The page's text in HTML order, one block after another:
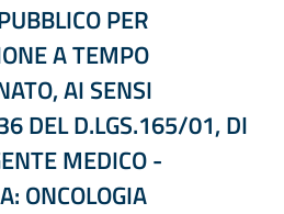
PER
A TEMPO
AI SENSI
DEL D.LGS.165/01, DI
MEDICO -
ONCOLOGIA